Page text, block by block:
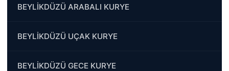
BEYLİKDÜZÜ ARABALI KURYE
BEYLİKDÜZÜ UÇAK KURYE
BEYLİKDÜZÜ GECE KURYE